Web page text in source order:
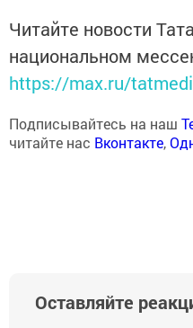
Читайте новости
национальном
https://max.ru/
Подписывайтесь на наш
читайте нас Вконтакте,
Оставляйте